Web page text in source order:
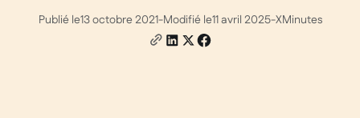
Publié le13 octobre 2021-Modifié le11 avril 2025-XMinutes